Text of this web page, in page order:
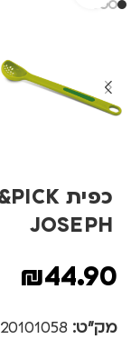
JOSEPH
₪44.90
מק"ט: